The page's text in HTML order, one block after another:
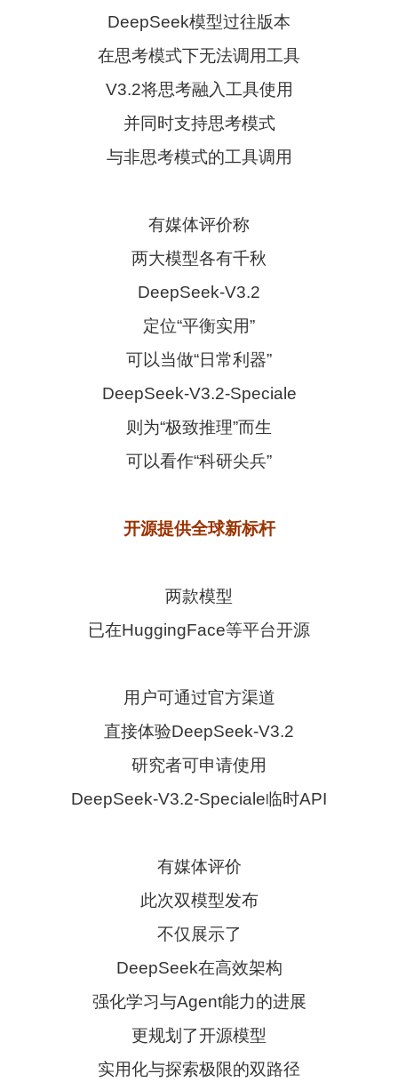
DeepSeek模型过往版本
在思考模式下无法调用工具
V3.2将思考融入工具使用
并同时支持思考模式
与非思考模式的工具调用
有媒体评价称
两大模型各有千秋
DeepSeek-V3.2
定位“平衡实用”
可以当做“日常利器”
DeepSeek-V3.2-Speciale
则为“极致推理”而生
可以看作“科研尖兵”
开源提供全球新标杆
两款模型
已在HuggingFace等平台开源
用户可通过官方渠道
直接体验DeepSeek-V3.2
研究者可申请使用
DeepSeek-V3.2-Speciale临时API
有媒体评价
此次双模型发布
不仅展示了
DeepSeek在高效架构
强化学习与Agent能力的进展
更规划了开源模型
实用化与探索极限的双路径